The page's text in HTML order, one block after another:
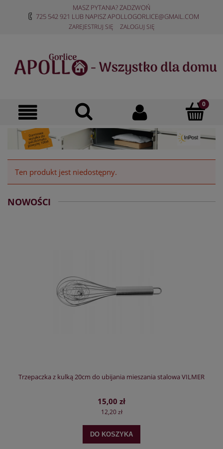
MASZ PYTANIA? ZADZWOŃ
725 542 921 LUB NAPISZAPOLLOGORLICE@GMAIL.COM
ZAREJESTRUJ SIĘ ZALOGUJ SIĘ
Ten produkt jest niedostępny.
NOWOŚCI
Trzepaczka z kulką 20cm do ubijania mieszania stalowa VILMER
15,00 zł
12,20 zł
DO KOSZYKA